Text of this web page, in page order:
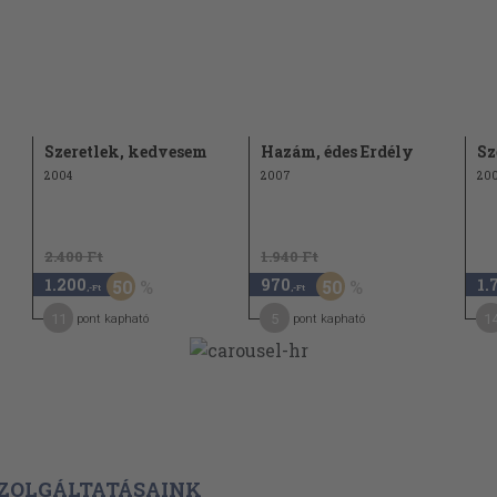
Szeretlek, kedvesem
2004
2.400 Ft
1.200 ,-Ft 50
pont kapható
Hazám, édes Erdély
2007
1.940 Ft
970 ,-Ft 50
pont kapható